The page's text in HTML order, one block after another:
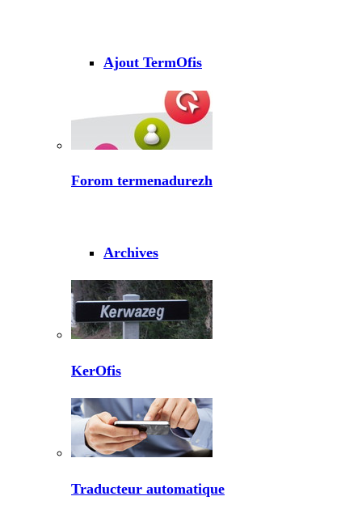
Ajout TermOfis
Forom termenadurezh
Archives
KerOfis
Traducteur automatique